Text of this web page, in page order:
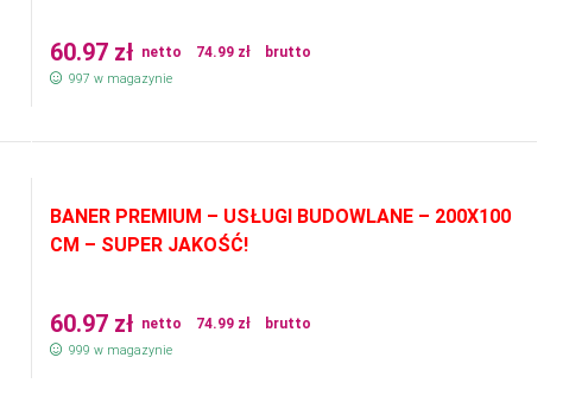
60.97 zł netto 74.99 zł brutto
997 w magazynie
BANER PREMIUM – USŁUGI BUDOWLANE – 200X100
CM – SUPER JAKOŚĆ!
60.97 zł netto 74.99 zł brutto
999 w magazynie